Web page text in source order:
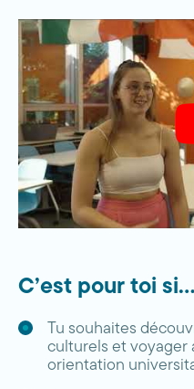
C’est pour toi si…
Tu souhaites
culturels et voyager
orientation